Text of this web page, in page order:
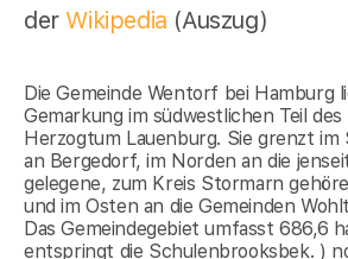
der Wikipedia (Auszug)
Die Gemeinde Wentorf bei Hamburg
Gemarkung im südwestlichen Teil des
Herzogtum Lauenburg. Sie grenzt im
an Bergedorf, im Norden an die
gelegene, zum Kreis Stormarn
und im Osten an die Gemeinden
Das Gemeindegebiet umfasst 686,6
entspringt die Schulenbrooksbek. )